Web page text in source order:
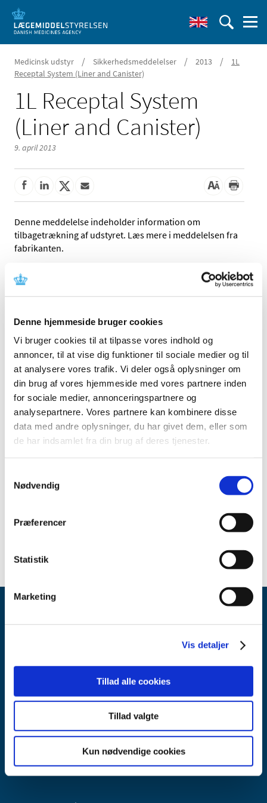
Denne hjemmeside bruger cookies
Vi bruger cookies til at tilpasse vores indhold og
annoncer, til at vise dig funktioner til sociale medier og til
at analysere vores trafik. Vi deler også oplysninger om
din brug af vores hjemmeside med vores partnere inden
for sociale medier, annonceringspartnere og
analysepartnere. Vores partnere kan kombinere disse
data med andre oplysninger, du har givet dem, eller som
de har indsamlet fra din brug af deres tjenester.
Nødvendig
Præferencer
Statistik
Marketing
Vis detaljer
Tillad alle cookies
Tillad valgte
Kun nødvendige cookies
Medicinsk udstyr / Sikkerhedsmeddelelser / 2013 /
1L
Receptal System (Liner and Canister)
1L Receptal System
(Liner and Canister)
9. april 2013
Denne meddelelse indeholder information om
tilbagetrækning af udstyret. Læs mere i meddelelsen fra
fabrikanten.
Referencer
Fabrikant: Hospira Inc
Fabrikantens
referencenummer: Q.FA.EMEA.2013.015
Lægemiddelstyrelsens sagsnummer: 2013040881
Emner
Medicinsk udstyr
Relateret indhold
Sikkerhedsmeddelelse om 1L Receptal System (Liner and
Lægemiddelstyrelsen
Axel Heides Gade 1
Email:dkma@dkma.dk
Lægemiddelstyrelsen er en del af
Sundheds- og Kirkeministeriet.